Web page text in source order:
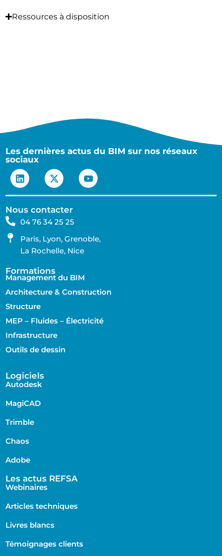
Ressources à disposition
Les dernières actus du BIM sur nos réseaux
sociaux
Nous contacter
04 76 34 25 25
Paris, Lyon, Grenoble,
La Rochelle, Nice
Formations
Management du BIM
Architecture & Construction
Structure
MEP – Fluides – Électricité
Infrastructure
Outils de dessin
Logiciels
Autodesk
MagiCAD
Trimble
Chaos
Adobe
Les actus REFSA
Webinaires
Articles techniques
Livres blancs
Témoignages clients